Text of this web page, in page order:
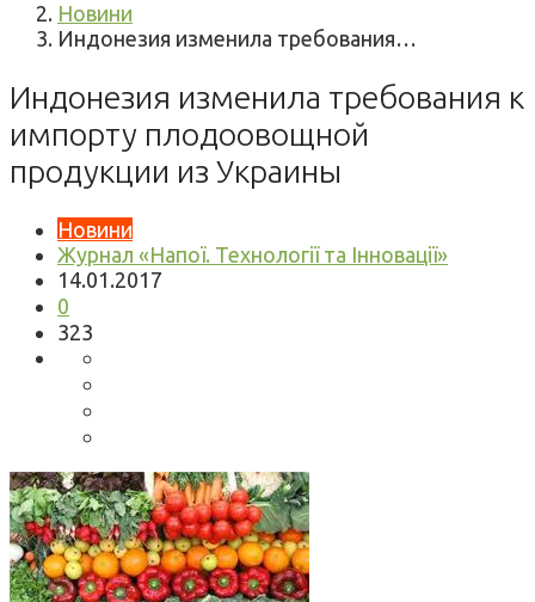
Новини
Индонезия изменила требования…
Индонезия изменила требования к
импорту плодоовощной
продукции из Украины
Новини
Журнал «Напої. Технології та Інновації»
14.01.2017
0
323